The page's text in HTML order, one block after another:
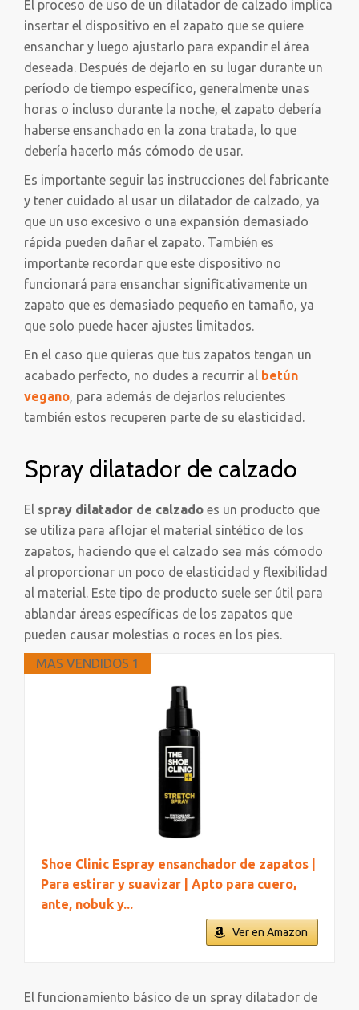
El proceso de uso de un dilatador de calzado implica
insertar el dispositivo en el zapato que se quiere
ensanchar y luego ajustarlo para expandir el área
deseada. Después de dejarlo en su lugar durante un
período de tiempo específico, generalmente unas
horas o incluso durante la noche, el zapato debería
haberse ensanchado en la zona tratada, lo que
debería hacerlo más cómodo de usar.
Es importante seguir las instrucciones del fabricante
y tener cuidado al usar un dilatador de calzado, ya
que un uso excesivo o una expansión demasiado
rápida pueden dañar el zapato. También es
importante recordar que este dispositivo no
funcionará para ensanchar significativamente un
zapato que es demasiado pequeño en tamaño, ya
que solo puede hacer ajustes limitados.
En el caso que quieras que tus zapatos tengan un
acabado perfecto, no dudes a recurrir al betún
vegano, para además de dejarlos relucientes
también estos recuperen parte de su elasticidad.
Spray dilatador de calzado
El spray dilatador de calzado es un producto que
se utiliza para aflojar el material sintético de los
zapatos, haciendo que el calzado sea más cómodo
al proporcionar un poco de elasticidad y flexibilidad
al material. Este tipo de producto suele ser útil para
ablandar áreas específicas de los zapatos que
pueden causar molestias o roces en los pies.
MAS VENDIDOS 1
Shoe Clinic Espray ensanchador de zapatos |
Para estirar y suavizar | Apto para cuero,
ante, nobuk y...
Ver en Amazon
El funcionamiento básico de un spray dilatador de